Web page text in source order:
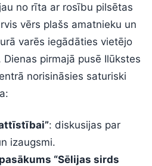
no rīta ar rosību pilsētas
vērs plašs amatnieku un
varēs iegādāties vietējo
pirmajā pusē Ilūkstes
norisināsies saturiski
: diskusijas par
izaugsmi.
“Sēlijas sirds